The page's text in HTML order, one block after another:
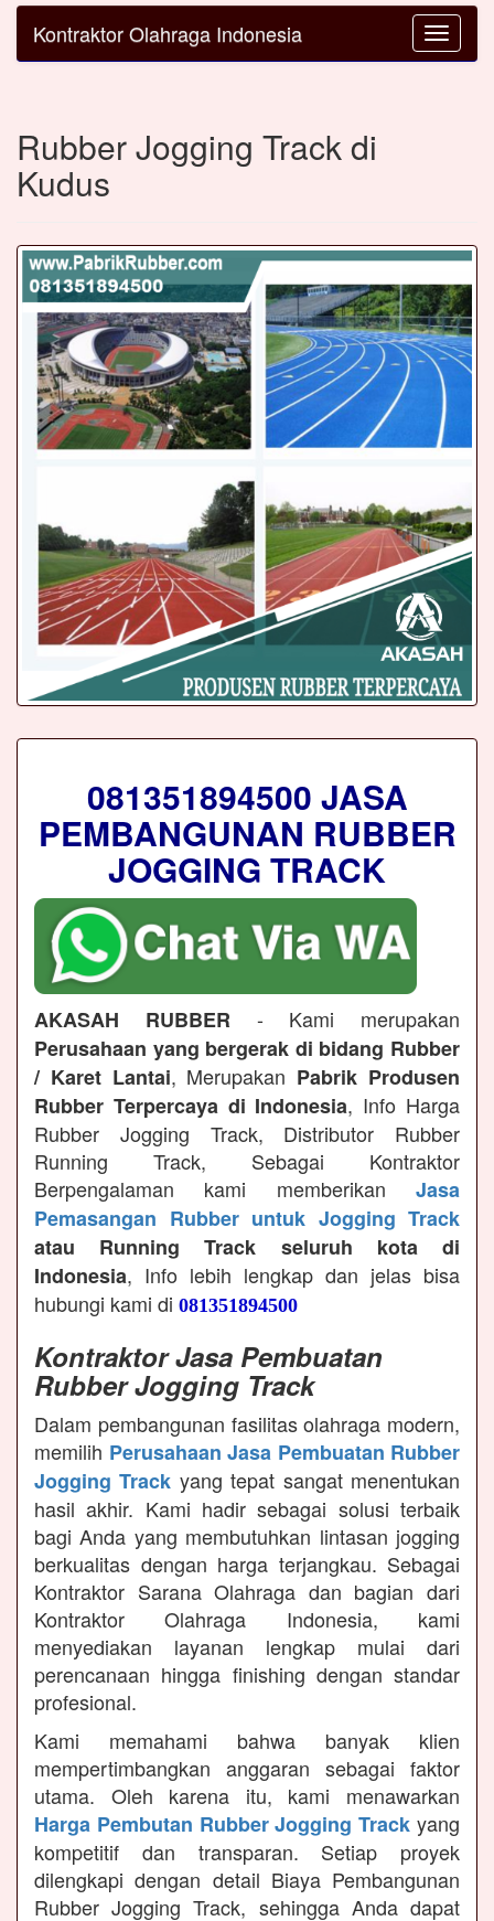
Toggle
Kontraktor Olahraga Indonesia
Rubber Jogging Track di
Kudus
081351894500 JASA
PEMBANGUNAN RUBBER
JOGGING TRACK
AKASAH RUBBER - Kami merupakan
Perusahaan yang bergerak di bidang Rubber
/ Karet Lantai, Merupakan Pabrik Produsen
Rubber Terpercaya di Indonesia, Info Harga
Rubber Jogging Track, Distributor Rubber
Running Track, Sebagai Kontraktor
Berpengalaman kami memberikan Jasa
Pemasangan Rubber untuk Jogging Track
atau Running Track seluruh kota di
Indonesia, Info lebih lengkap dan jelas bisa
hubungi kami di 081351894500
Kontraktor Jasa Pembuatan
Rubber Jogging Track
Dalam pembangunan fasilitas olahraga modern,
memilih Perusahaan Jasa Pembuatan Rubber
Jogging Track yang tepat sangat menentukan
hasil akhir. Kami hadir sebagai solusi terbaik
bagi Anda yang membutuhkan lintasan jogging
berkualitas dengan harga terjangkau. Sebagai
Kontraktor Sarana Olahraga dan bagian dari
Kontraktor Olahraga Indonesia, kami
menyediakan layanan lengkap mulai dari
perencanaan hingga finishing dengan standar
profesional.
Kami memahami bahwa banyak klien
mempertimbangkan anggaran sebagai faktor
utama. Oleh karena itu, kami menawarkan
Harga Pembutan Rubber Jogging Track yang
kompetitif dan transparan. Setiap proyek
dilengkapi dengan detail Biaya Pembangunan
Rubber Jogging Track, sehingga Anda dapat